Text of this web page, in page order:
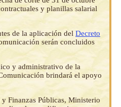
y planillas salarial
de la aplicación del Decreto
serán concluidos
y administrativo de la
brindará el apoyo
Finanzas Públicas, Ministerio